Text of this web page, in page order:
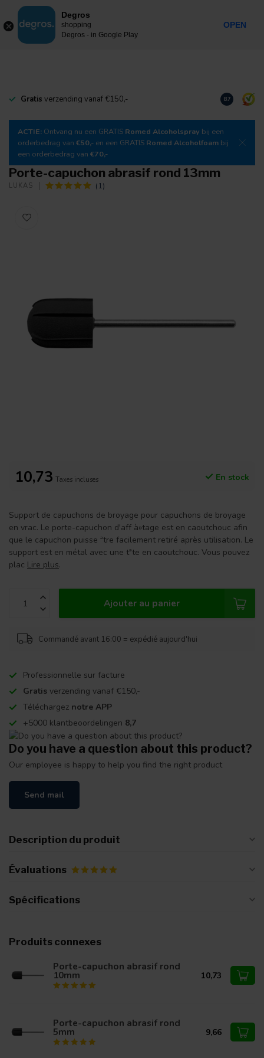
MENU
Gratis verzending vanaf €150,- Téléchargez
8.7
ACTIE: Ontvang nu een GRATIS Romed Alcoholspray bij een
orderbedrag van €50,- en een GRATIS Romed Alcoholfoam bij
een orderbedrag van €70,-
Porte-capuchon abrasif rond 13mm
LUKAS (1)
10,73 Taxes incluses En stock
Support de capuchons de broyage pour capuchons de broyage
en vrac. Le porte-capuchon d'aff à»tage est en caoutchouc afin
que le capuchon puisse ªtre facilement retiré après utilisation. Le
support est en métal avec une tªte en caoutchouc. Vous pouvez
plac Lire plus.
Ajouter au panier
Commandé avant 16:00 = expédié aujourd'hui
Professionnelle sur facture
Gratis verzending vanaf €150,-
Téléchargez notre APP
+5000 klantbeoordelingen 8,7
Do you have a question about this product?
Our employee is happy to help you find the right product
Send mail
Description du produit
Évaluations
Spécifications
Produits connexes
Porte-capuchon abrasif rond
10mm 10,73
Porte-capuchon abrasif rond
5mm 9,66
Degros
shopping
Degros - in Google Play
OPEN